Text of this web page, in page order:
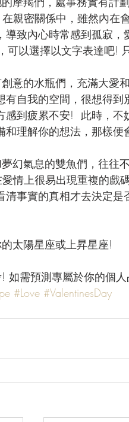
親密關係中，雖然內在
導致內心時常感到孤寂
可以選擇以文字表達吧!
意的水瓶們，充滿大愛
有自我的空間，很想得
感到疲累不安!  此時，
和理解你的想法，那樣便
幻氣息的雙魚們，往往
情上很易出現重複的戲
清事實的真相才去決定
太陽星座或上昇星座!
如需預測專屬於你的個
#Love #ValentinesDay